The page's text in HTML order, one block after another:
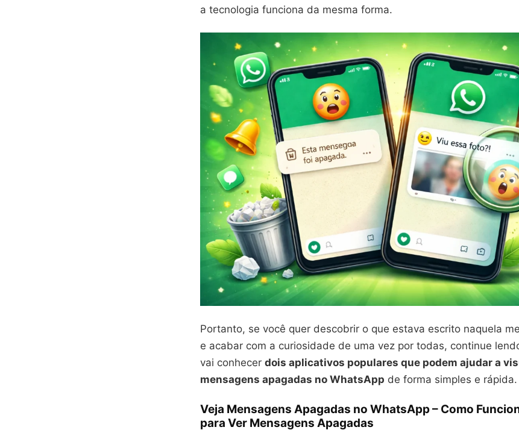
a tecnologia funciona da mesma forma.
Portanto, se você quer descobrir o que estava escrito naquela
e acabar com a curiosidade de uma vez por todas, continue
vai conhecer dois aplicativos populares que podem ajudar a
mensagens apagadas no WhatsApp de forma simples e rápida.
Veja Mensagens Apagadas no WhatsApp – Como
para Ver Mensagens Apagadas